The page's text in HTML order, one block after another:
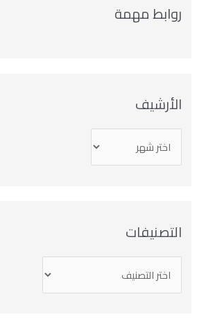
روابط مهمة
الأرشيف
التصنيفات